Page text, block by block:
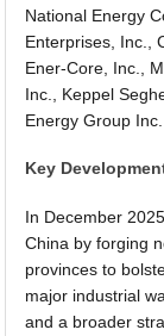
National Energy
Enterprises, Inc.,
Ener-Core, Inc.,
Inc., Keppel
Energy Group
Key
In December
China by forging
provinces to
major industrial
and a broader